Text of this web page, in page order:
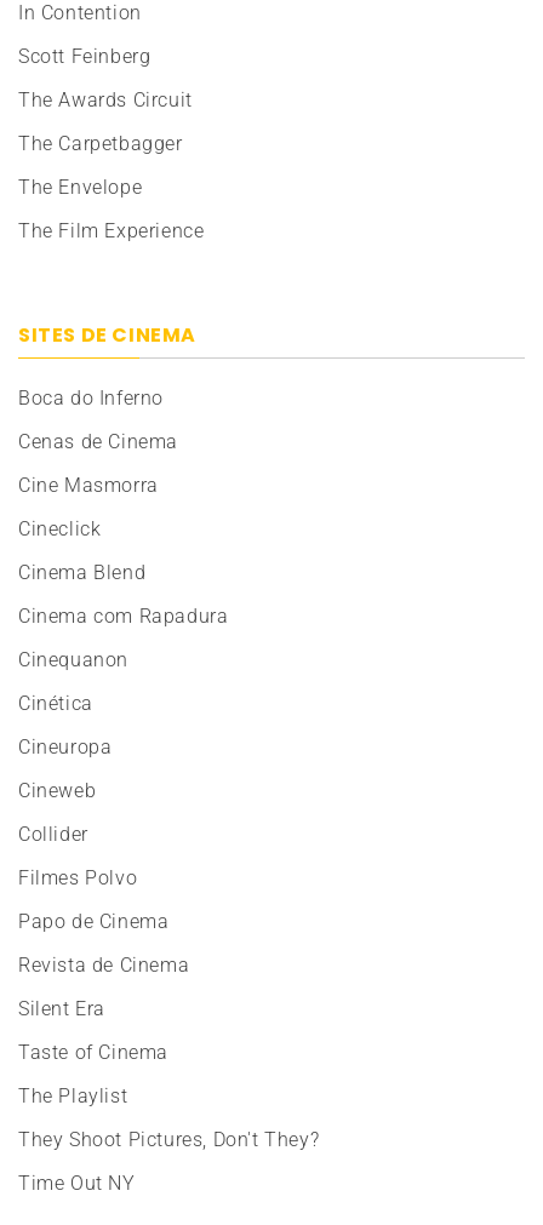
In Contention
Scott Feinberg
The Awards Circuit
The Carpetbagger
The Envelope
The Film Experience
SITES DE CINEMA
Boca do Inferno
Cenas de Cinema
Cine Masmorra
Cineclick
Cinema Blend
Cinema com Rapadura
Cinequanon
Cinética
Cineuropa
Cineweb
Collider
Filmes Polvo
Papo de Cinema
Revista de Cinema
Silent Era
Taste of Cinema
The Playlist
They Shoot Pictures, Don't They?
Time Out NY